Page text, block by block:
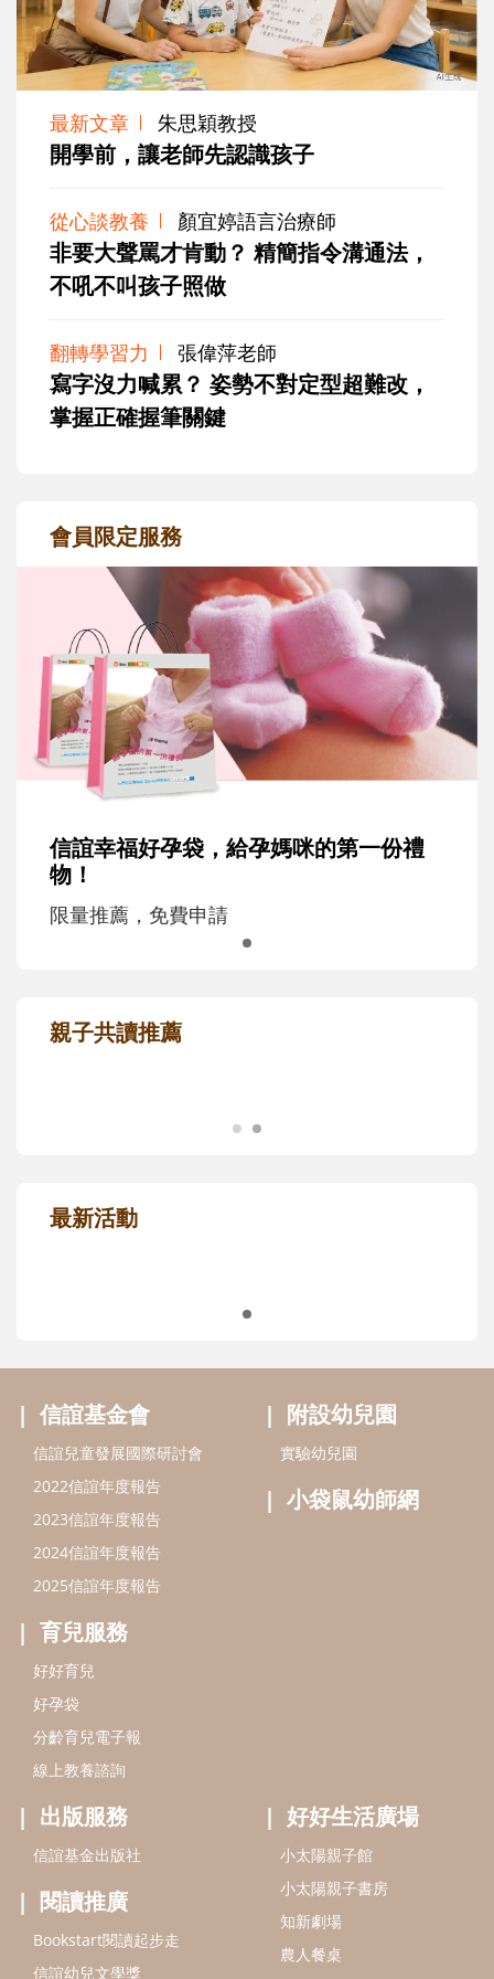
最新文章 朱思穎教授
開學前，讓老師先認識孩子
從心談教養 顏宜婷語言治療師
非要大聲罵才肯動？ 精簡指令溝通法，
不吼不叫孩子照做
翻轉學習力 張偉萍老師
寫字沒力喊累？ 姿勢不對定型超難改，
掌握正確握筆關鍵
會員限定服務
信誼幸福好孕袋，給孕媽咪的第一份禮
物！
限量推薦，免費申請
親子共讀推薦
最新活動